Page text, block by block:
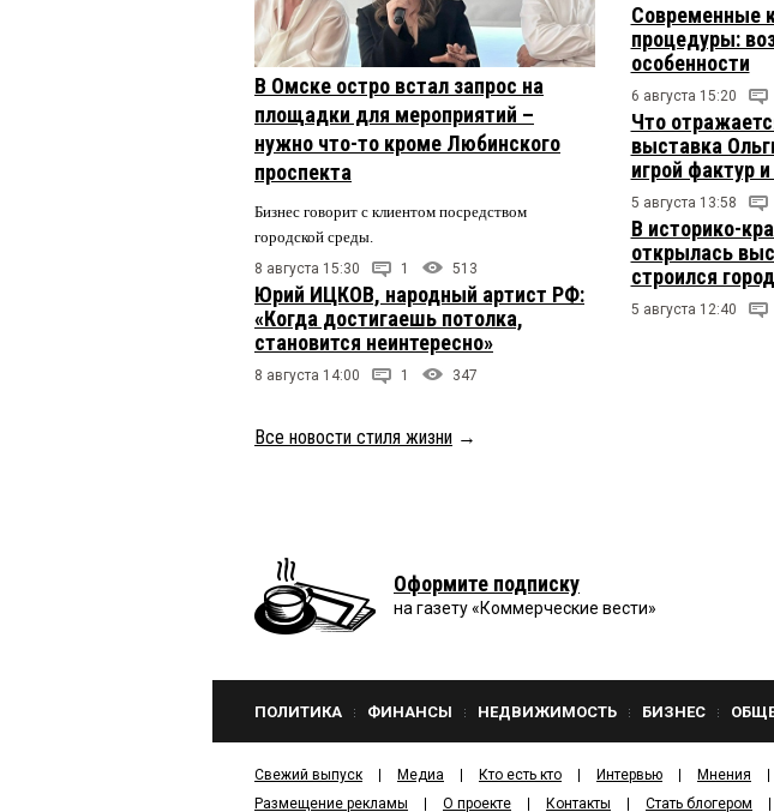
В Омске остро встал запрос на
площадки для мероприятий –
нужно что-то кроме Любинского
проспекта
Бизнес говорит с клиентом посредством
городской среды.
8 августа 15:30 1 513
Юрий ИЦКОВ, народный артист РФ:
«Когда достигаешь потолка,
становится неинтересно»
8 августа 14:00 1 347
Современные
процедуры:
особенности
6 августа 15:20
Что
выставка
игрой фактур
5 августа 13:58
В историко-
открылась
строился
5 августа 12:40
Все новости стиля жизни →
Оформите подписку
на газету «Коммерческие вести»
ПОЛИТИКА ФИНАНСЫ НЕДВИЖИМОСТЬ БИЗНЕС
Свежий выпуск Медиа Кто есть кто Интервью Мнения
Размещение рекламы
О проекте Контакты Стать блогером